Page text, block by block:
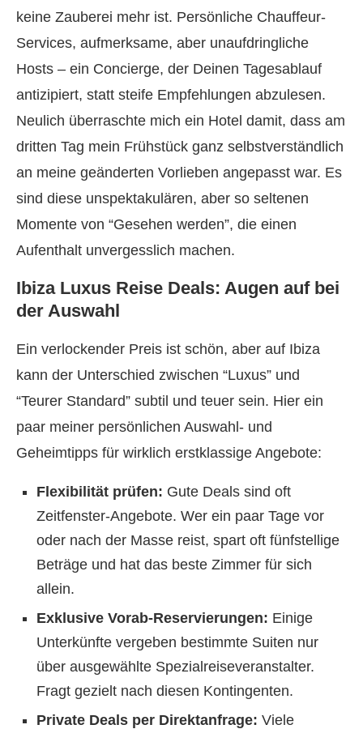
keine Zauberei mehr ist. Persönliche Chauffeur-
Services, aufmerksame, aber unaufdringliche
Hosts – ein Concierge, der Deinen Tagesablauf
antizipiert, statt steife Empfehlungen abzulesen.
Neulich überraschte mich ein Hotel damit, dass am
dritten Tag mein Frühstück ganz selbstverständlich
an meine geänderten Vorlieben angepasst war. Es
sind diese unspektakulären, aber so seltenen
Momente von “Gesehen werden”, die einen
Aufenthalt unvergesslich machen.
Ibiza Luxus Reise Deals: Augen auf bei
der Auswahl
Ein verlockender Preis ist schön, aber auf Ibiza
kann der Unterschied zwischen “Luxus” und
“Teurer Standard” subtil und teuer sein. Hier ein
paar meiner persönlichen Auswahl- und
Geheimtipps für wirklich erstklassige Angebote:
Flexibilität prüfen: Gute Deals sind oft
Zeitfenster-Angebote. Wer ein paar Tage vor
oder nach der Masse reist, spart oft fünfstellige
Beträge und hat das beste Zimmer für sich
allein.
Exklusive Vorab-Reservierungen: Einige
Unterkünfte vergeben bestimmte Suiten nur
über ausgewählte Spezialreiseveranstalter.
Fragt gezielt nach diesen Kontingenten.
Private Deals per Direktanfrage: Viele